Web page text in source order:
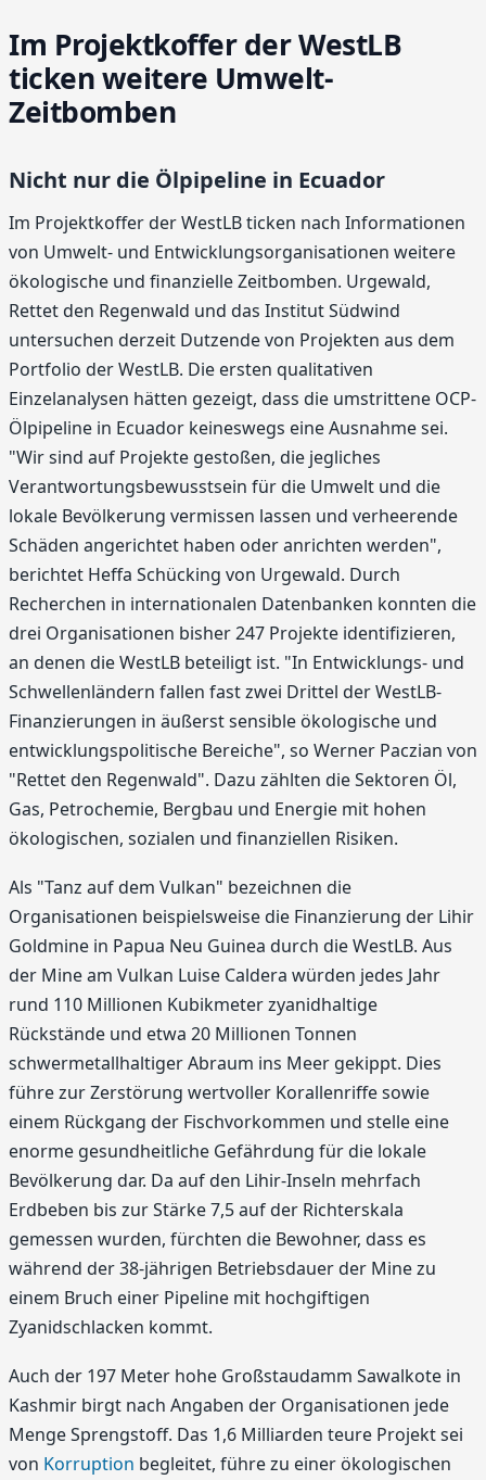
Im Projektkoffer der WestLB
ticken weitere Umwelt-
Zeitbomben
Nicht nur die Ölpipeline in Ecuador
Im Projektkoffer der WestLB ticken nach Informationen
von Umwelt- und Entwicklungsorganisationen weitere
ökologische und finanzielle Zeitbomben. Urgewald,
Rettet den Regenwald und das Institut Südwind
untersuchen derzeit Dutzende von Projekten aus dem
Portfolio der WestLB. Die ersten qualitativen
Einzelanalysen hätten gezeigt, dass die umstrittene OCP-
Ölpipeline in Ecuador keineswegs eine Ausnahme sei.
"Wir sind auf Projekte gestoßen, die jegliches
Verantwortungsbewusstsein für die Umwelt und die
lokale Bevölkerung vermissen lassen und verheerende
Schäden angerichtet haben oder anrichten werden",
berichtet Heffa Schücking von Urgewald. Durch
Recherchen in internationalen Datenbanken konnten die
drei Organisationen bisher 247 Projekte identifizieren,
an denen die WestLB beteiligt ist. "In Entwicklungs- und
Schwellenländern fallen fast zwei Drittel der WestLB-
Finanzierungen in äußerst sensible ökologische und
entwicklungspolitische Bereiche", so Werner Paczian von
"Rettet den Regenwald". Dazu zählten die Sektoren Öl,
Gas, Petrochemie, Bergbau und Energie mit hohen
ökologischen, sozialen und finanziellen Risiken.
Als "Tanz auf dem Vulkan" bezeichnen die
Organisationen beispielsweise die Finanzierung der Lihir
Goldmine in Papua Neu Guinea durch die WestLB. Aus
der Mine am Vulkan Luise Caldera würden jedes Jahr
rund 110 Millionen Kubikmeter zyanidhaltige
Rückstände und etwa 20 Millionen Tonnen
schwermetallhaltiger Abraum ins Meer gekippt. Dies
führe zur Zerstörung wertvoller Korallenriffe sowie
einem Rückgang der Fischvorkommen und stelle eine
enorme gesundheitliche Gefährdung für die lokale
Bevölkerung dar. Da auf den Lihir-Inseln mehrfach
Erdbeben bis zur Stärke 7,5 auf der Richterskala
gemessen wurden, fürchten die Bewohner, dass es
während der 38-jährigen Betriebsdauer der Mine zu
einem Bruch einer Pipeline mit hochgiftigen
Zyanidschlacken kommt.
Auch der 197 Meter hohe Großstaudamm Sawalkote in
Kashmir birgt nach Angaben der Organisationen jede
Menge Sprengstoff. Das 1,6 Milliarden teure Projekt sei
von Korruption begleitet, führe zu einer ökologischen